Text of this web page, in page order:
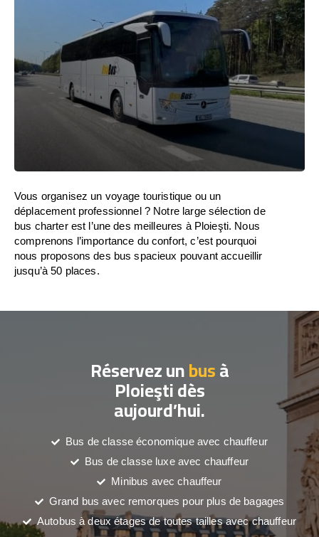
Vous organisez un voyage touristique ou un
déplacement professionnel ? Notre large sélection de
bus charter est l’une des meilleures à Ploieşti. Nous
comprenons l’importance du confort, c’est pourquoi
nous proposons des bus spacieux pouvant accueillir
jusqu’à 50 places.
Réservez unbusà
Ploieşti dès
aujourd’hui.
Bus de classe économique avec chauffeur
Bus de classe luxe avec chauffeur
Minibus avec chauffeur
Grand bus avec remorques pour plus de bagages
Autobus à deux étages de toutes tailles avec chauffeur